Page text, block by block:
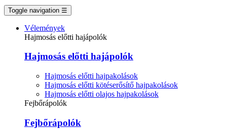
Toggle navigation ☰
Vélemények
Hajmosás előtti hajápolók
Hajmosás előtti hajápolók
Hajmosás előtti hajpakolások
Hajmosás előtti kötéserősítő hajpakolások
Hajmosás előtti olajos hajpakolások
Fejbőrápolók
Fejbőrápolók